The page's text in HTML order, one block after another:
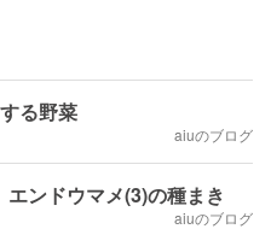
る野菜
aiuのブログ
エンドウマメ(3)の種まき
aiuのブログ